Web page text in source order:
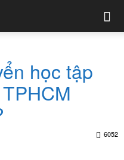
học tập
6052